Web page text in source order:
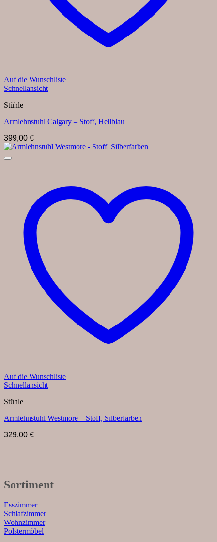
Auf die Wunschliste
Schnellansicht
Stühle
Armlehnstuhl Calgary – Stoff, Hellblau
399,00 €
Auf die Wunschliste
Schnellansicht
Stühle
Armlehnstuhl Westmore – Stoff, Silberfarben
329,00 €
Sortiment
Esszimmer
Schlafzimmer
Wohnzimmer
Polstermöbel